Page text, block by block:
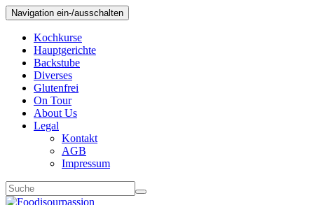
Navigation ein-/ausschalten
Kochkurse
Hauptgerichte
Backstube
Diverses
Glutenfrei
On Tour
About Us
Legal
Kontakt
AGB
Impressum